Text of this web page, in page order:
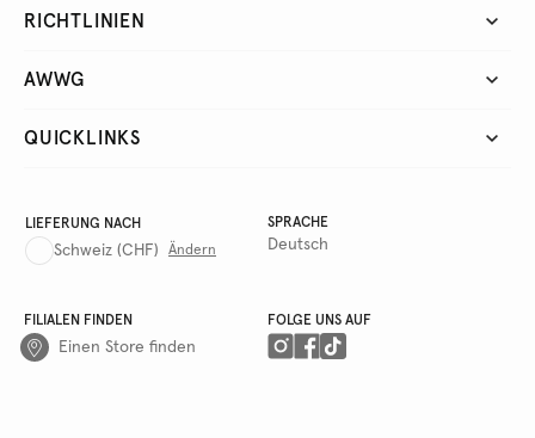
RICHTLINIEN
AWWG
QUICKLINKS
LIEFERUNG NACH
Schweiz (CHF) Ändern
SPRACHE
Deutsch
FILIALEN FINDEN
Einen Store finden
FOLGE UNS AUF